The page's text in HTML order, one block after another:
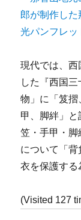
現代では、
した『西国
物」に「笈
甲、脚絆」
笠・手甲・
について「背
衣を保護する
(Visited 127